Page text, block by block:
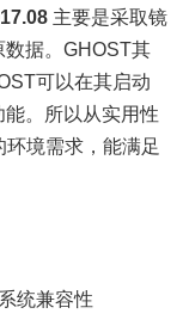
主要是采取镜
据。GHOST其
可以在其启动
。所以从实用性
境需求，能满足
统兼容性